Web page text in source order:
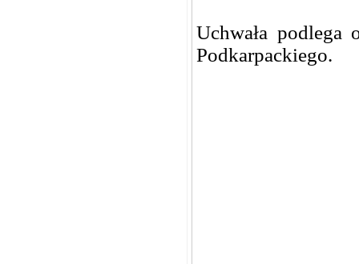
Uchwała podlega
Podkarpackiego.